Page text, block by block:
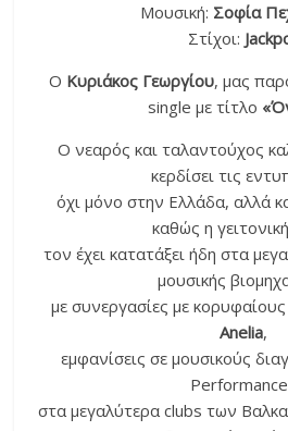
Μουσική: Σοφία
Στίχοι:
Ο Κυριάκος Γεωργίου, μας
single με τίτλο
Ο νεαρός και ταλαντούχος
κερδίσει τις
όχι μόνο στην Ελλάδα, αλλά
καθώς η
τον έχει κατατάξει ήδη στα
μουσικής
με συνεργασίες με
Anelia,
εμφανίσεις σε μουσικούς
P
στα μεγαλύτερα clubs των